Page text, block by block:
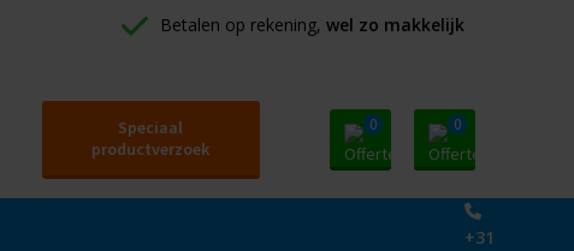
Betalen op rekening, wel zo makkelijk
Speciaal
productverzoek
0 0
+31